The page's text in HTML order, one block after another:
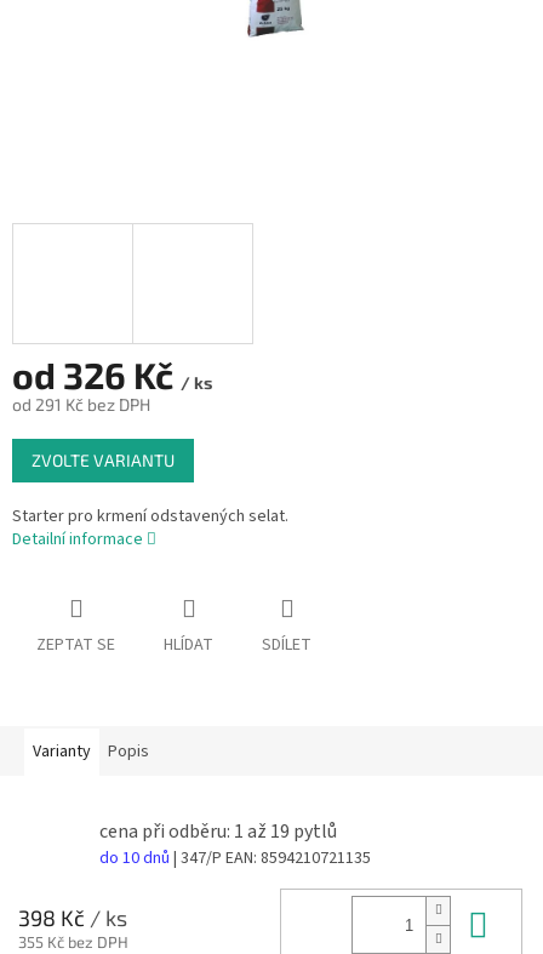
od 326 Kč / ks
od 291 Kč bez DPH
Měrná
cena:
ZVOLTE VARIANTU
Starter pro krmení odstavených selat.
Detailní informace
ZEPTAT SE HLÍDAT SDÍLET
Varianty Popis
cena při odběru: 1 až 19 pytlů
do 10 dnů | 347/P EAN: 8594210721135
398 Kč / ks
355 Kč bez DPH